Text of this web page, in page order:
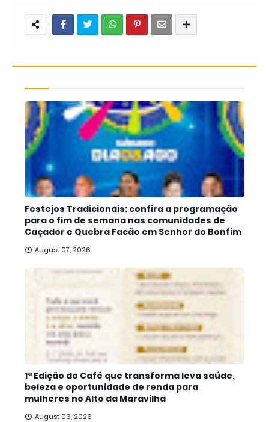
Festejos Tradicionais: confira a programação
para o fim de semana nas comunidades de
Caçador e Quebra Facão em Senhor do Bonfim
August 07, 2026
1ª Edição do Café que transforma leva saúde,
beleza e oportunidade de renda para
mulheres no Alto da Maravilha
August 06, 2026